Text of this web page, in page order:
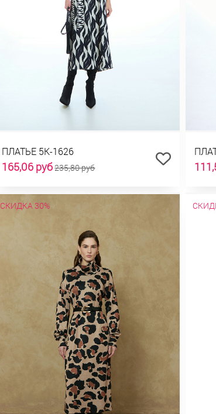
ПЛАТЬЕ 5К-1626
165,06 руб235,80 руб
СКИДКА 30%